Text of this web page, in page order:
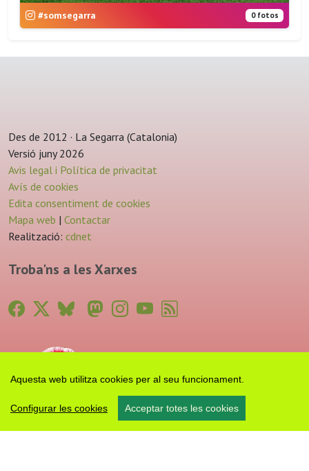
Aquesta web utilitza cookies per al seu funcionament.
Configurar les cookies Acceptar totes les cookies
#somsegarra 0 fotos
Des de 2012 · La Segarra (Catalonia)
Versió juny 2026
Avis legal i Política de privacitat
Avís de cookies
Edita consentiment de cookies
Mapa web | Contactar
Realització: cdnet
Troba'ns a les Xarxes